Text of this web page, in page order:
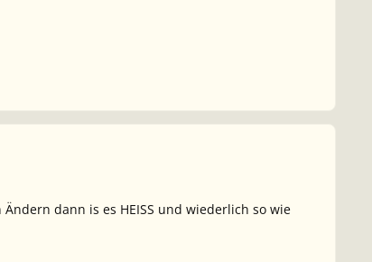
dann is es HEISS und wiederlich so wie